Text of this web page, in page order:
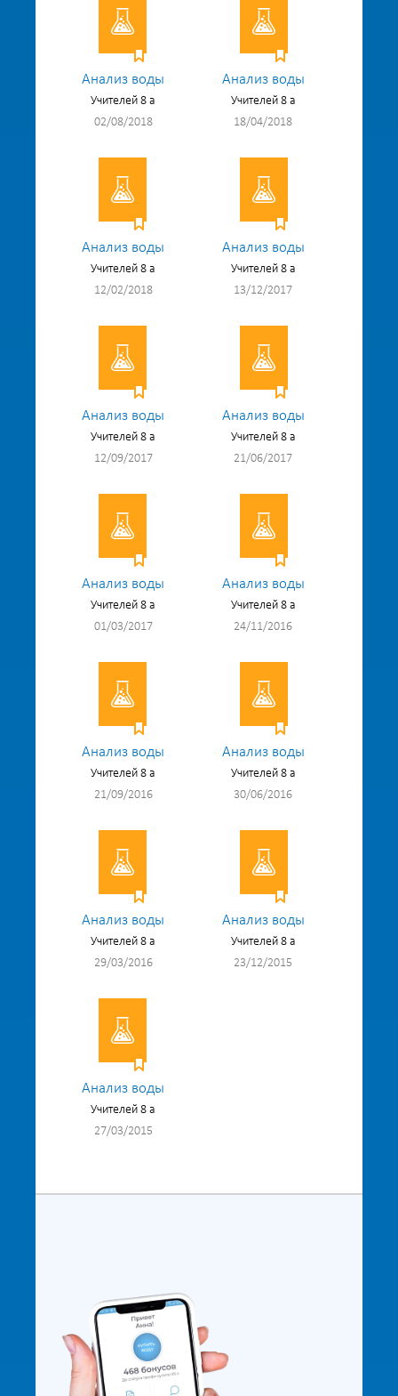
Анализ воды
Учителей 8 а
02/08/2018
Анализ воды
Учителей 8 а
18/04/2018
Анализ воды
Учителей 8 а
12/02/2018
Анализ воды
Учителей 8 а
13/12/2017
Анализ воды
Учителей 8 а
12/09/2017
Анализ воды
Учителей 8 а
21/06/2017
Анализ воды
Учителей 8 а
01/03/2017
Анализ воды
Учителей 8 а
24/11/2016
Анализ воды
Учителей 8 а
21/09/2016
Анализ воды
Учителей 8 а
30/06/2016
Анализ воды
Учителей 8 а
29/03/2016
Анализ воды
Учителей 8 а
23/12/2015
Анализ воды
Учителей 8 а
27/03/2015